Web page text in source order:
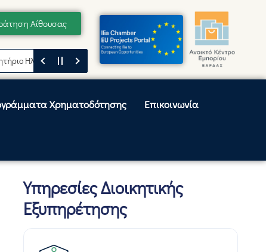
Αίθουσας
Μήνυμα του Προέδρου του Επιμελητηρίου Ηλείας,
Χρηματοδότησης Επικοινωνία
Υπηρεσίες Διοικητικής
Εξυπηρέτησης